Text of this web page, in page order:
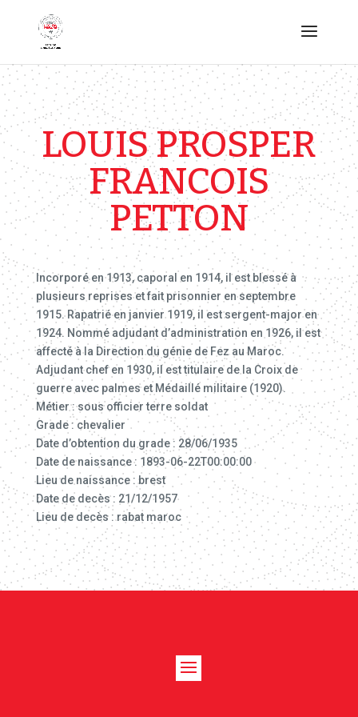
LOUIS PROSPER
FRANCOIS
PETTON
Incorporé en 1913, caporal en 1914, il est blessé à
plusieurs reprises et fait prisonnier en septembre
1915. Rapatrié en janvier 1919, il est sergent-major en
1924. Nommé adjudant d’administration en 1926, il est
affecté à la Direction du génie de Fez au Maroc.
Adjudant chef en 1930, il est titulaire de la Croix de
guerre avec palmes et Médaillé militaire (1920).
Métier : sous officier terre soldat
Grade : chevalier
Date d’obtention du grade : 28/06/1935
Date de naissance : 1893-06-22T00:00:00
Lieu de naissance : brest
Date de decès : 21/12/1957
Lieu de decès : rabat maroc